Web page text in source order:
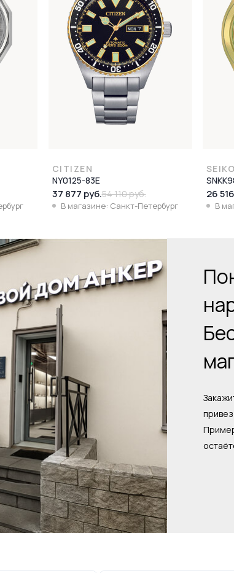
CITIZEN
NY0125-83E
37 877 руб.54 110 руб.
В магазине: Санкт-Петербург
SEIKO
26
В